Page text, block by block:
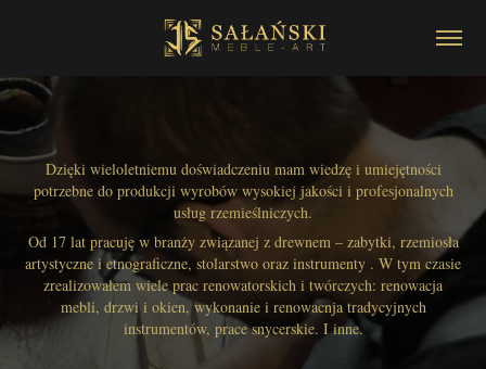
Dzięki wieloletniemu doświadczeniu mam wiedzę i umiejętności
potrzebne do produkcji wyrobów wysokiej jakości i profesjonalnych
usług rzemieślniczych.
Od 17 lat pracuję w branży związanej z drewnem – zabytki, rzemiosła
artystyczne i etnograficzne, stolarstwo oraz instrumenty . W tym czasie
zrealizowałem wiele prac renowatorskich i twórczych: renowacja
mebli, drzwi i okien, wykonanie i renowacnja tradycyjnych
instrumentów, prace snycerskie. I inne.